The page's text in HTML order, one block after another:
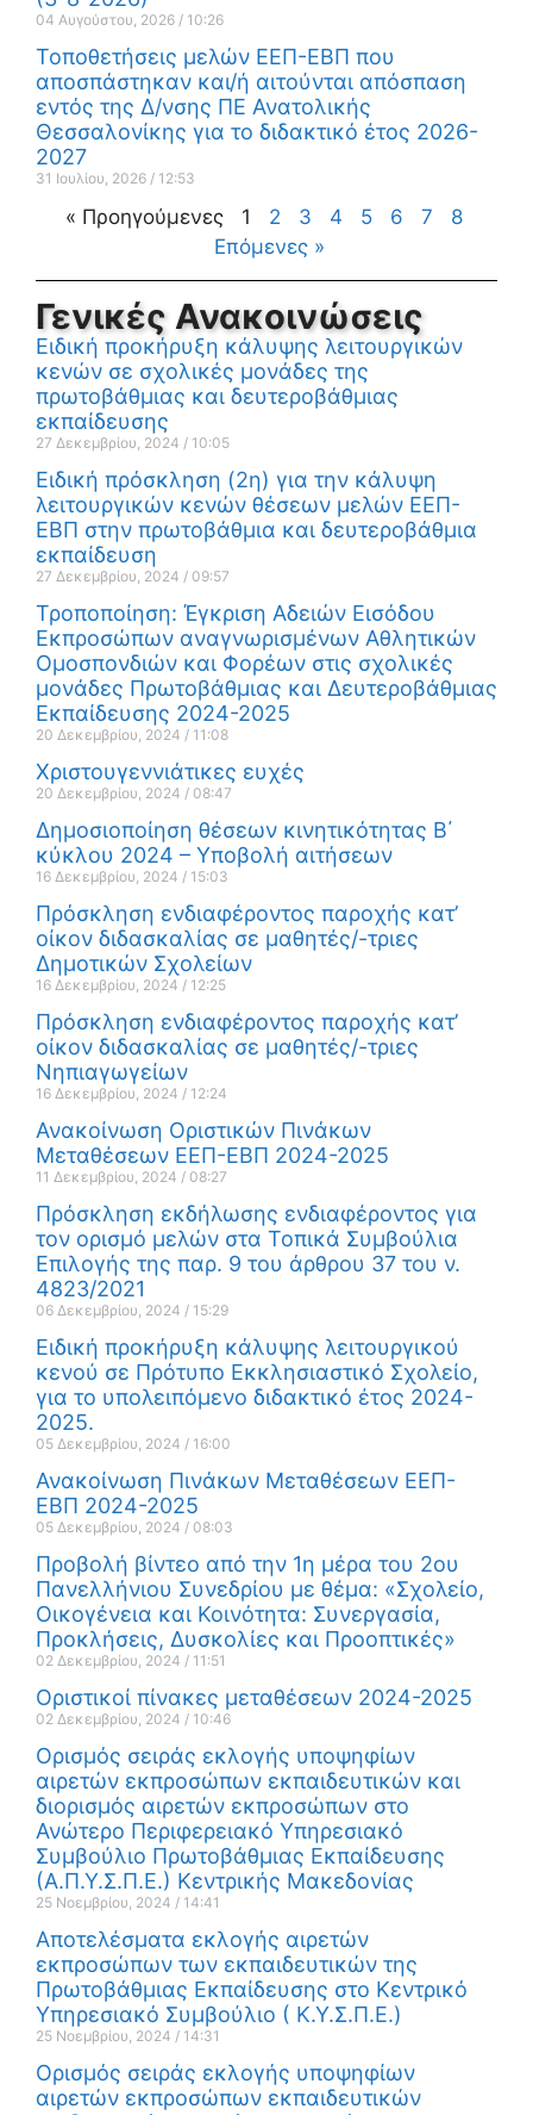
04 Αυγούστου, 2026 10:26
Τοποθετήσεις μελών ΕΕΠ-ΕΒΠ που
αποσπάστηκαν και/ή αιτούνται απόσπαση
εντός της Δ/νσης ΠΕ Ανατολικής
Θεσσαλονίκης για το διδακτικό έτος 2026-
2027
31 Ιουλίου, 2026 12:53
« Προηγούμενες 1 2 3 4 5 6 7
8
Επόμενες »
Γενικές Ανακοινώσεις
Ειδική προκήρυξη κάλυψης λειτουργικών
κενών σε σχολικές μονάδες της
πρωτοβάθμιας και δευτεροβάθμιας
εκπαίδευσης
27 Δεκεμβρίου, 2024 10:05
Ειδική πρόσκληση (2η) για την κάλυψη
λειτουργικών κενών θέσεων μελών ΕΕΠ-
ΕΒΠ στην πρωτοβάθμια και δευτεροβάθμια
εκπαίδευση
27 Δεκεμβρίου, 2024 09:57
Τροποποίηση: Έγκριση Αδειών Εισόδου
Εκπροσώπων αναγνωρισμένων Αθλητικών
Ομοσπονδιών και Φορέων στις σχολικές
μονάδες Πρωτοβάθμιας και Δευτεροβάθμιας
Εκπαίδευσης 2024-2025
20 Δεκεμβρίου, 2024 11:08
Χριστουγεννιάτικες ευχές
20 Δεκεμβρίου, 2024 08:47
Δημοσιοποίηση θέσεων κινητικότητας Β΄
κύκλου 2024 – Υποβολή αιτήσεων
16 Δεκεμβρίου, 2024 15:03
Πρόσκληση ενδιαφέροντος παροχής κατ’
οίκον διδασκαλίας σε μαθητές/-τριες
Δημοτικών Σχολείων
16 Δεκεμβρίου, 2024 12:25
Πρόσκληση ενδιαφέροντος παροχής κατ’
οίκον διδασκαλίας σε μαθητές/-τριες
Νηπιαγωγείων
16 Δεκεμβρίου, 2024 12:24
Ανακοίνωση Οριστικών Πινάκων
Μεταθέσεων ΕΕΠ-ΕΒΠ 2024-2025
11 Δεκεμβρίου, 2024 08:27
Πρόσκληση εκδήλωσης ενδιαφέροντος για
τον ορισμό μελών στα Τοπικά Συμβούλια
Επιλογής της παρ. 9 του άρθρου 37 του ν.
4823/2021
06 Δεκεμβρίου, 2024 15:29
Ειδική προκήρυξη κάλυψης λειτουργικού
κενού σε Πρότυπο Εκκλησιαστικό Σχολείο,
για το υπολειπόμενο διδακτικό έτος 2024-
2025.
05 Δεκεμβρίου, 2024 16:00
Ανακοίνωση Πινάκων Μεταθέσεων ΕΕΠ-
ΕΒΠ 2024-2025
05 Δεκεμβρίου, 2024 08:03
Προβολή βίντεο από την 1η μέρα του 2ου
Πανελλήνιου Συνεδρίου με θέμα: «Σχολείο,
Οικογένεια και Κοινότητα: Συνεργασία,
Προκλήσεις, Δυσκολίες και Προοπτικές»
02 Δεκεμβρίου, 2024 11:51
Οριστικοί πίνακες μεταθέσεων 2024-2025
02 Δεκεμβρίου, 2024 10:46
Ορισμός σειράς εκλογής υποψηφίων
αιρετών εκπροσώπων εκπαιδευτικών και
διορισμός αιρετών εκπροσώπων στο
Ανώτερο Περιφερειακό Υπηρεσιακό
Συμβούλιο Πρωτοβάθμιας Εκπαίδευσης
(Α.Π.Υ.Σ.Π.Ε.) Κεντρικής Μακεδονίας
25 Νοεμβρίου, 2024 14:41
Αποτελέσματα εκλογής αιρετών
εκπροσώπων των εκπαιδευτικών της
Πρωτοβάθμιας Εκπαίδευσης στο Κεντρικό
Υπηρεσιακό Συμβούλιο ( Κ.Υ.Σ.Π.Ε.)
25 Νοεμβρίου, 2024 14:31
Ορισμός σειράς εκλογής υποψηφίων
αιρετών εκπροσώπων εκπαιδευτικών